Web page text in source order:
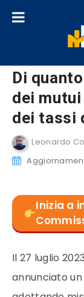
Di
dei
dei tassi
Leonardo
Inizia a
Il 27 luglio
annunciato